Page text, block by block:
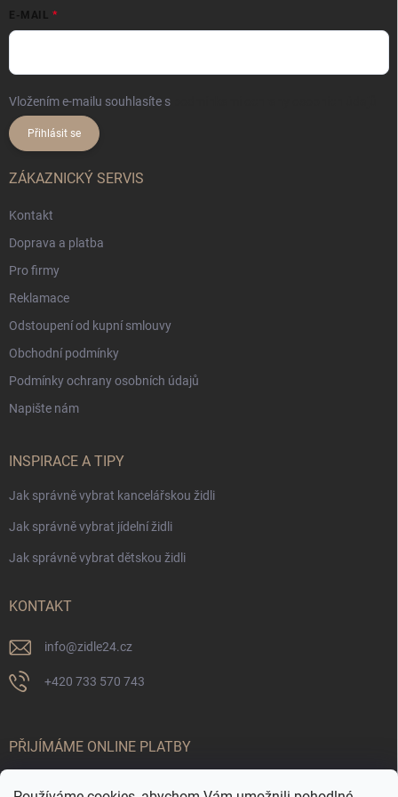
E-MAIL
Vložením e-mailu souhlasíte s
Přihlásit se
ZÁKAZNICKÝ SERVIS
Kontakt
Doprava a platba
Pro firmy
Reklamace
Odstoupení od kupní smlouvy
Obchodní podmínky
Podmínky ochrany osobních údajů
Napište nám
INSPIRACE A TIPY
Jak správně vybrat kancelářskou židli
Jak správně vybrat jídelní židli
Jak správně vybrat dětskou židli
KONTAKT
info@zidle24.cz
+420 733 570 743
PŘIJÍMÁME ONLINE PLATBY